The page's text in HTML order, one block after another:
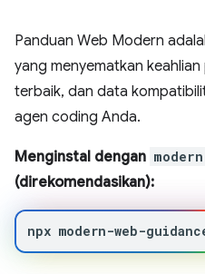
Panduan Web Modern
yang menyematkan
terbaik, dan data
agen coding Anda.
Menginstal dengan
(direkomendasikan):
npx modern-web-